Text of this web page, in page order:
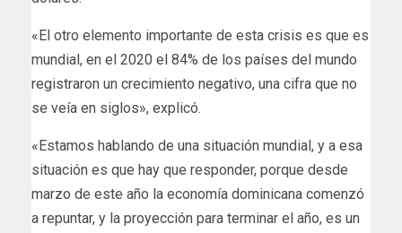
«El otro elemento importante de esta crisis es que es
mundial, en el 2020 el 84% de los países del mundo
registraron un crecimiento negativo, una cifra que no
se veía en siglos», explicó.
«Estamos hablando de una situación mundial, y a esa
situación es que hay que responder, porque desde
marzo de este año la economía dominicana comenzó
a repuntar, y la proyección para terminar el año, es un